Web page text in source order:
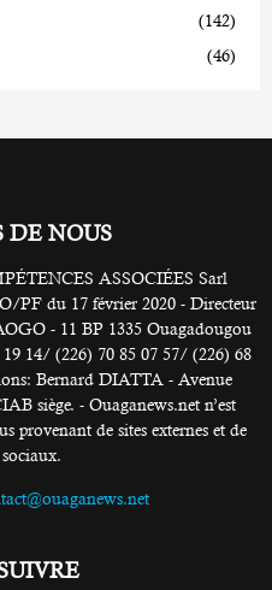
(142)
(46)
DE NOUS
ASSOCIÉES Sarl
PF du 17 février 2020 - Directeur
- 11 BP 1335 Ouagadougou
14/ (226) 70 85 07 57/ (226) 68
Bernard DIATTA - Avenue
siège. - Ouaganews.net n’est
provenant de sites externes et de